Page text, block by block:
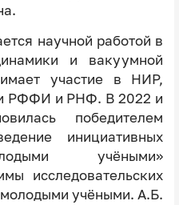
научной работой в
и вакуумной
участие в НИР,
РФФИ и РНФ. В 2022 и
победителем
инициативных
учёными»
исследовательских
учёными. А.Б.